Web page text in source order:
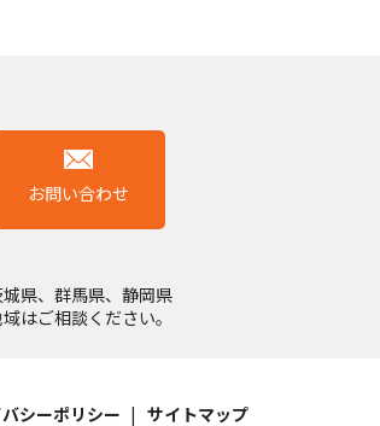
お問い合わせ
県、群馬県、静岡県
はご相談ください。
シーポリシー サイトマップ